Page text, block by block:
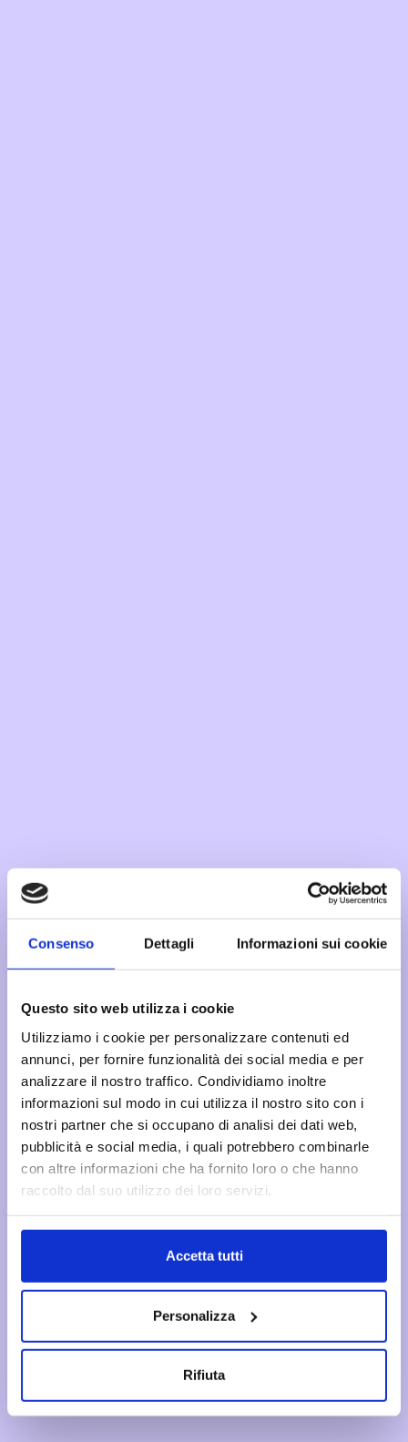
Consenso Dettagli Informazioni sui cookie
Questo sito web utilizza i cookie
Utilizziamo i cookie per personalizzare contenuti ed
annunci, per fornire funzionalità dei social media e per
analizzare il nostro traffico. Condividiamo inoltre
informazioni sul modo in cui utilizza il nostro sito con i
nostri partner che si occupano di analisi dei dati web,
pubblicità e social media, i quali potrebbero combinarle
con altre informazioni che ha fornito loro o che hanno
raccolto dal suo utilizzo dei loro servizi.
Accetta tutti
Personalizza
Rifiuta